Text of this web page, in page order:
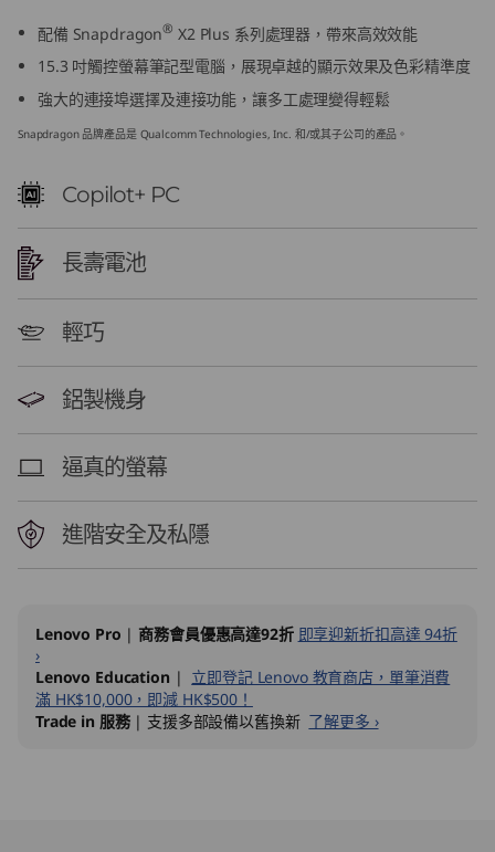
S
n
a
p
d
a
g
o
n
配備 Snapdragon® X2 Plus 系列處理器，帶來高效效能
15.3 吋觸控螢幕筆記型電腦，展現卓越的顯示效果及色彩精準度
強大的連接埠選擇及連接功能，讓多工處理變得輕鬆
Snapdragon 品牌產品是 Qualcomm Technologies, Inc. 和/或其子公司的產品。
Copilot+ PC
長壽電池
輕巧
鋁製機身
逼真的螢幕
進階安全及私隱
Lenovo Pro | 商務會員優惠高達92折 即享迎新折扣高達 94折
›
Lenovo Education | 立即登記 Lenovo 教育商店，單筆消費
滿 HK$10,000，即減 HK$500！
Trade in 服務| 支援多部設備以舊換新 了解更多 ›